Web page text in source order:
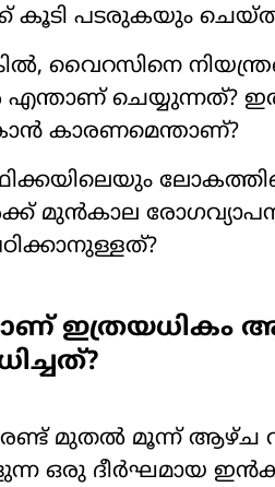
കൂടി പടരുകയും
വൈറസിനെ
എന്താണ് ചെയ്യുന്നത്?
കാരണമെന്താണ്?
മുൻകാല
ഇത്രയധികം
മുതൽ മൂന്ന് ആഴ്ച
ഒരു ദീർഘമായ